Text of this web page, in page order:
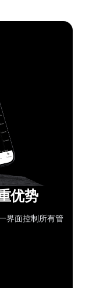
优势
界面控制所有管